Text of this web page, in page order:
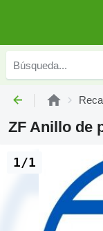
ZF Anillo de
1/1